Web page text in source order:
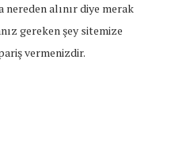
alınır diye merak
gereken şey sitemize
vermenizdir.